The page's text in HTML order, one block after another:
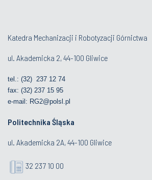
Katedra Mechanizacji i Robotyzacji Górnictwa
ul. Akademicka 2, 44-100 Gliwice
tel.: (32) 237 12 74
fax: (32) 237 15 95
e-mail: RG2@polsl.pl
Politechnika Śląska
ul. Akademicka 2A, 44-100 Gliwice
32 237 10 00